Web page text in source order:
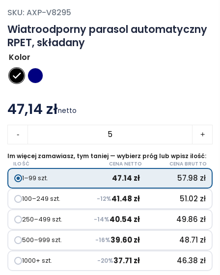
Wiatroodporny parasol automatyczny
RPET, składany
SKU: AXP-V8295
Kolor
47,14 złnetto
-
parasol
automatyczny
RPET,
składany
+
Im więcej zamawiasz, tym taniej — wybierz próg lub wpisz ilość:
ILOŚĆ CENA NETTO CENA BRUTTO
1–99 szt. 47.14 zł 57.98 zł
100–249 szt. −12%41.48 zł 51.02 zł
250–499 szt. −14%40.54 zł 49.86 zł
500–999 szt. −16%39.60zł 48.71 zł
1000+ szt. −20%37.71 zł 46.38 zł